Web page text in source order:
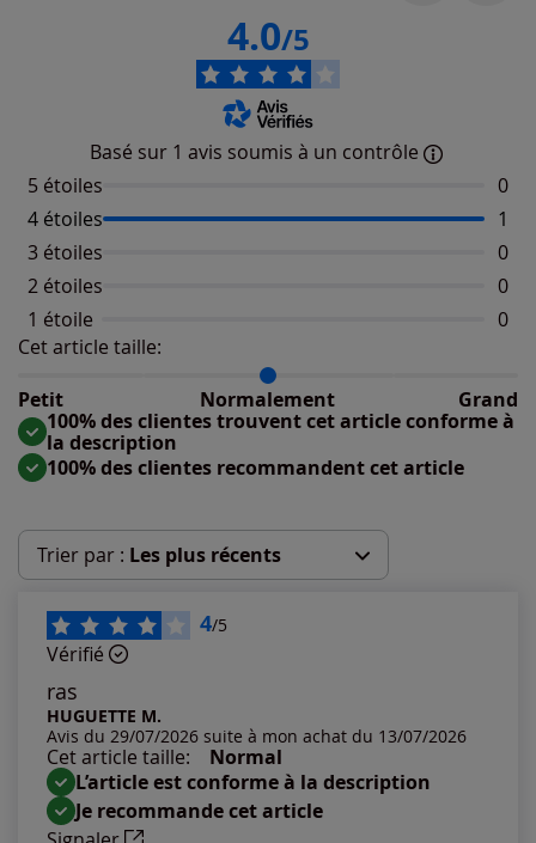
4.0/5
Basé sur 1 avis soumis à un contrôle
5 étoiles
0
4 étoiles
1
3 étoiles
0
2 étoiles
0
1 étoile
0
Cet article taille:
Petit
Normalement Grand
Répartition du taillant selon les avis clients
Taille normalement : 100%
Taille grand : 0%
100% des clientes trouvent cet article conforme à
la description
100% des clientes recommandent cet article
Trier par : Les plus récents
Les plus récents
Notes les plus élevées
Notes les plus basses
4/5
Vérifié
ras
HUGUETTE M.
Avis du 29/07/2026 suite à mon achat du 13/07/2026
Cet article taille:
Normal
L’article est conforme à la description
Je recommande cet article